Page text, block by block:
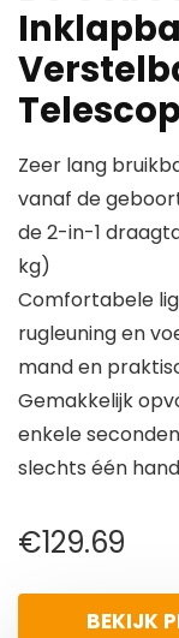
Zeer lang
vanaf de
de 2-in-1
kg)
Comfortabele
rugleuning en
mand en
Gemakkelijk
enkele
slechts één
€129.69
BEKIJK